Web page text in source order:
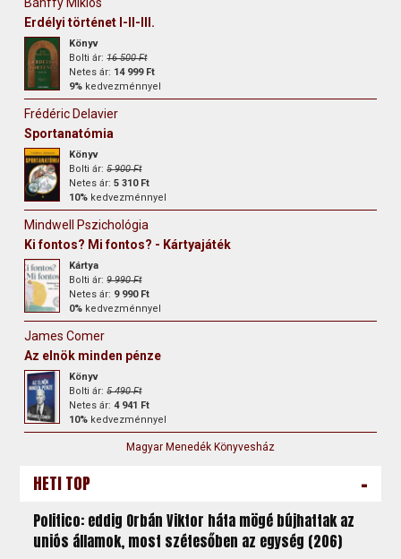
Erdélyi történet I-II-III.
Könyv
Bolti ár:16 500 Ft
Netes ár: 14 999 Ft
9% kedvezménnyel
Frédéric Delavier
Sportanatómia
Könyv
Bolti ár:5 900 Ft
Netes ár:5 310 Ft
10% kedvezménnyel
Mindwell Pszichológia
Ki fontos? Mi fontos? - Kártyajáték
Kártya
Bolti ár:9 990 Ft
Netes ár: 9 990 Ft
0% kedvezménnyel
James Comer
Az elnök minden pénze
Könyv
Bolti ár:5 490 Ft
Netes ár:4 941 Ft
10% kedvezménnyel
Magyar Menedék Könyvesház
HETI TOP -
Politico: eddig Orbán Viktor háta mögé bújhattak az
uniós államok, most szétesőben az egység (206)